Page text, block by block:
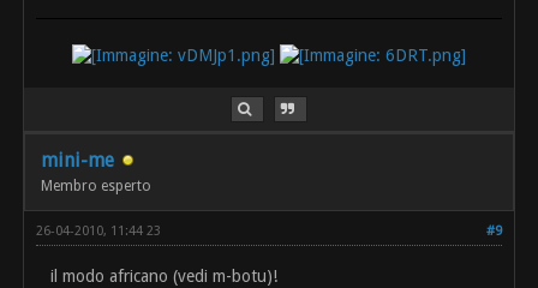
mini-me
Membro esperto
#9
26-04-2010, 11:44 23
il modo africano (vedi m-botu)!